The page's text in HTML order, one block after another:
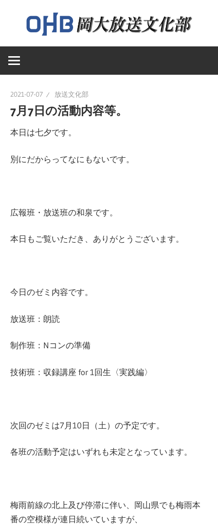
ン
へ
大
送
文
岡
大
送
文
化
の
ペ
ジ
2021-07-07 放送文化部
7月7日の活動内容等。
本日は七夕です。
別にだからってなにもないです。
広報班・放送班の和泉です。
本日もご覧いただき、ありがとうございます。
今日のゼミ内容です。
放送班：朗読
制作班：Nコンの準備
技術班：収録講座 for 1回生〈実践編〉
次回のゼミは7月10日（土）の予定です。
各班の活動予定はいずれも未定となっています。
梅雨前線の北上及び停滞に伴い、岡山県でも梅雨本
番の空模様が連日続いていますが、